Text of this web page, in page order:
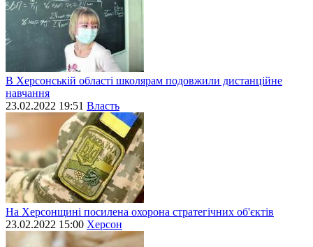
В Херсонській області школярам подовжили дистанційне
навчання
23.02.2022 19:51 Власть
На Херсонщині посилена охорона стратегічних об'єктів
23.02.2022 15:00 Херсон